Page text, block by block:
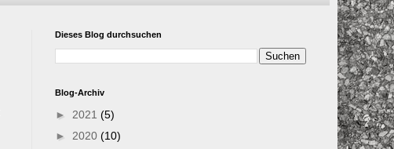
Dieses Blog durchsuchen
Blog-Archiv
► 2021 (5)
► 2020 (10)